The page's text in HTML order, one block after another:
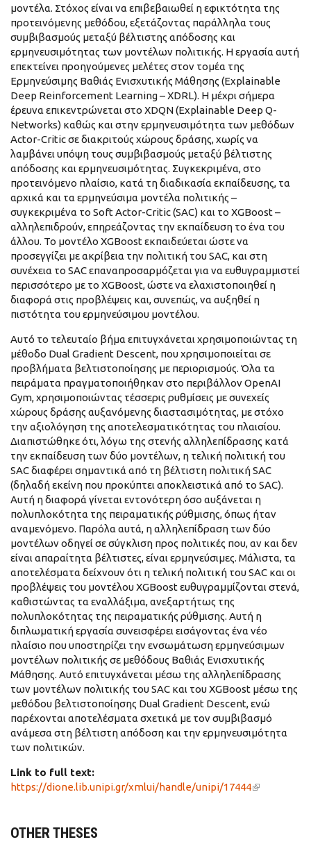
μοντέλα. Στόχος είναι να επιβεβαιωθεί η εφικτότητα της
προτεινόμενης μεθόδου, εξετάζοντας παράλληλα τους
συμβιβασμούς μεταξύ βέλτιστης απόδοσης και
ερμηνευσιμότητας των μοντέλων πολιτικής. Η εργασία αυτή
επεκτείνει προηγούμενες μελέτες στον τομέα της
Ερμηνεύσιμης Βαθιάς Ενισχυτικής Μάθησης (Explainable
Deep Reinforcement Learning – XDRL). Η μέχρι σήμερα
έρευνα επικεντρώνεται στο XDQN (Explainable Deep Q-
Networks) καθώς και στην ερμηνευσιμότητα των μεθόδων
Actor-Critic σε διακριτούς χώρους δράσης, χωρίς να
λαμβάνει υπόψη τους συμβιβασμούς μεταξύ βέλτιστης
απόδοσης και ερμηνευσιμότητας. Συγκεκριμένα, στο
προτεινόμενο πλαίσιο, κατά τη διαδικασία εκπαίδευσης, τα
αρχικά και τα ερμηνεύσιμα μοντέλα πολιτικής –
συγκεκριμένα το Soft Actor-Critic (SAC) και το XGBoost –
αλληλεπιδρούν, επηρεάζοντας την εκπαίδευση το ένα του
άλλου. Το μοντέλο XGBoost εκπαιδεύεται ώστε να
προσεγγίζει με ακρίβεια την πολιτική του SAC, και στη
συνέχεια το SAC επαναπροσαρμόζεται για να ευθυγραμμιστεί
περισσότερο με το XGBoost, ώστε να ελαχιστοποιηθεί η
διαφορά στις προβλέψεις και, συνεπώς, να αυξηθεί η
πιστότητα του ερμηνεύσιμου μοντέλου.
Αυτό το τελευταίο βήμα επιτυγχάνεται χρησιμοποιώντας τη
μέθοδο Dual Gradient Descent, που χρησιμοποιείται σε
προβλήματα βελτιστοποίησης με περιορισμούς. Όλα τα
πειράματα πραγματοποιήθηκαν στο περιβάλλον OpenAI
Gym, χρησιμοποιώντας τέσσερις ρυθμίσεις με συνεχείς
χώρους δράσης αυξανόμενης διαστασιμότητας, με στόχο
την αξιολόγηση της αποτελεσματικότητας του πλαισίου.
Διαπιστώθηκε ότι, λόγω της στενής αλληλεπίδρασης κατά
την εκπαίδευση των δύο μοντέλων, η τελική πολιτική του
SAC διαφέρει σημαντικά από τη βέλτιστη πολιτική SAC
(δηλαδή εκείνη που προκύπτει αποκλειστικά από το SAC).
Αυτή η διαφορά γίνεται εντονότερη όσο αυξάνεται η
πολυπλοκότητα της πειραματικής ρύθμισης, όπως ήταν
αναμενόμενο. Παρόλα αυτά, η αλληλεπίδραση των δύο
μοντέλων οδηγεί σε σύγκλιση προς πολιτικές που, αν και δεν
είναι απαραίτητα βέλτιστες, είναι ερμηνεύσιμες. Μάλιστα, τα
αποτελέσματα δείχνουν ότι η τελική πολιτική του SAC και οι
προβλέψεις του μοντέλου XGBoost ευθυγραμμίζονται στενά,
καθιστώντας τα εναλλάξιμα, ανεξαρτήτως της
πολυπλοκότητας της πειραματικής ρύθμισης. Αυτή η
διπλωματική εργασία συνεισφέρει εισάγοντας ένα νέο
πλαίσιο που υποστηρίζει την ενσωμάτωση ερμηνεύσιμων
μοντέλων πολιτικής σε μεθόδους Βαθιάς Ενισχυτικής
Μάθησης. Αυτό επιτυγχάνεται μέσω της αλληλεπίδρασης
των μοντέλων πολιτικής του SAC και του XGBoost μέσω της
μεθόδου βελτιστοποίησης Dual Gradient Descent, ενώ
παρέχονται αποτελέσματα σχετικά με τον συμβιβασμό
ανάμεσα στη βέλτιστη απόδοση και την ερμηνευσιμότητα
των πολιτικών.
Link to full text:
https://dione.lib.unipi.gr/xmlui/handle/unipi/17444(link is
OTHER THESES